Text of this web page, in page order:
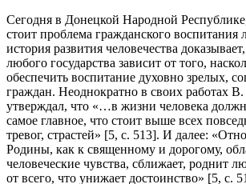
Сегодня в Донецкой Народной
стоит проблема гражданского воспитания
история развития человечества
любого государства зависит от того,
обеспечить воспитание духовно зрелых,
граждан. Неоднократно в своих работах
утверждал, что «…в жизни человека
самое главное, что стоит выше всех
тревог, страстей» [5, с. 513]. И далее:
Родины, как к священному и дорогому,
человеческие чувства, сближает, роднит
от всего, что унижает достоинство» [5, с.